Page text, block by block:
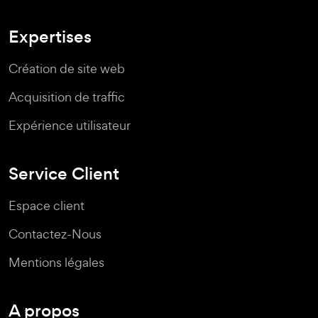
Expertises
Création de site web
Acquisition de traffic
Expérience utilisateur
Service Client
Espace client
Contactez-Nous
Mentions légales
A propos